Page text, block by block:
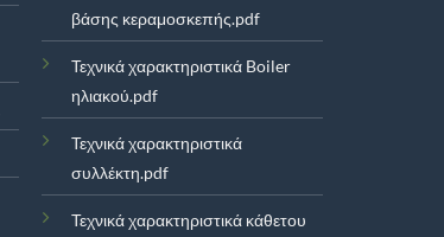
βάσης κεραμοσκεπής.pdf
Τεχνικά χαρακτηριστικά Boiler
ηλιακού.pdf
Τεχνικά χαρακτηριστικά
συλλέκτη.pdf
Τεχνικά χαρακτηριστικά κάθετου